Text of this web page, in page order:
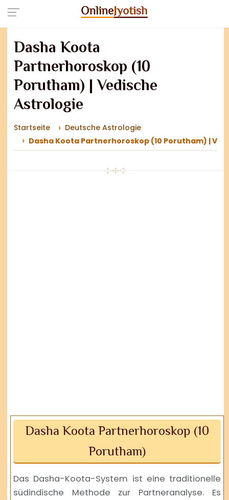
Dasha Koota
Partnerhoroskop (10
Porutham) | Vedische
Astrologie
Startseite
Deutsche Astrologie
Dasha Koota Partnerhoroskop (10 Porutham) |
Dasha Koota Partnerhoroskop (10
Porutham)
Das Dasha-Koota-System ist eine traditionelle
südindische Methode zur Partneranalyse. Es